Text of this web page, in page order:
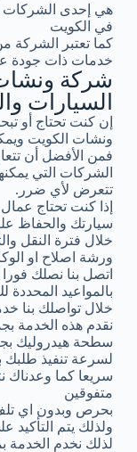
هي إحدى الشركات
في الكويت
كما تعتبر الشركة
خدمات ذات جودة
شركة
السيارات
إن كنت تحتاج أو
ونشات الكويت
فمن الأفضل أن
الشركات التي
تتعرض لأي ضرر.
إذا كنت تحتاج
سيارتك والحفاظ
خلال فترة النقل
ورشة اصلاح او
اتصل بنا نصلك
بالمواعيد المحددة
خلال تواصلك بنا خدمة 24 ساعة على جميع
نقدم هذه الخدمة
سطحة هيدروليك
لسرعة تنفيذ طلبك
سريعا كما وعدناك
متفوقين
بحرص وبدون اي
ولذلك يتم التأكيد
لذلك نخدم الخدمة